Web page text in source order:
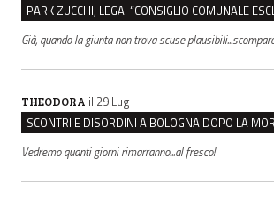
Già, quando la giunta non trova scuse
THEODORA il 29 Lug
Vedremo quanti giorni rimarranno...al fresco!